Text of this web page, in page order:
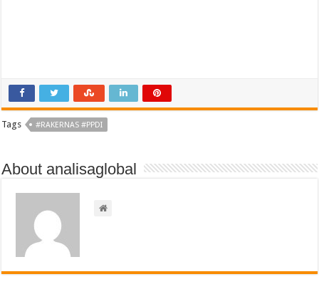
Tags #RAKERNAS #PPDI
About analisaglobal